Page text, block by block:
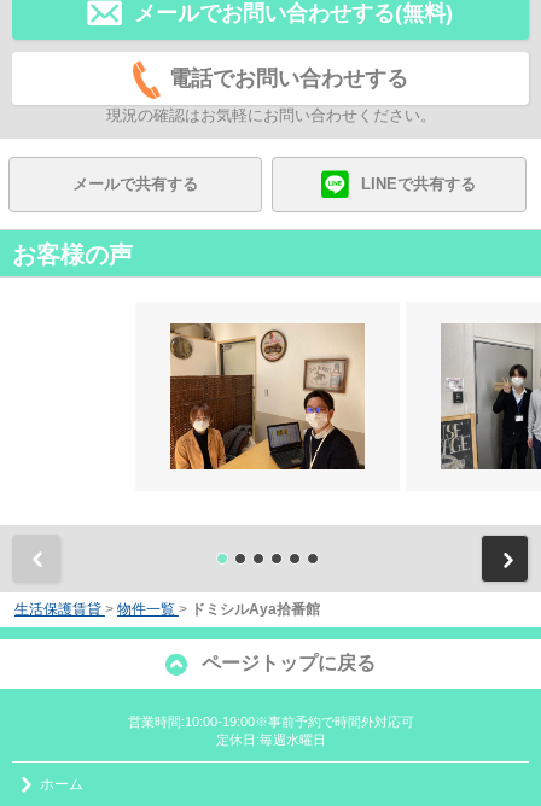
メールでお問い合わせする(無料)
電話でお問い合わせする
現況の確認はお気軽にお問い合わせください。
メールで共有する LINEで共有する
お客様の声
生活保護賃貸 > 物件一覧 > ドミシルAya拾番館
ページトップに戻る
営業時間:10:00-19:00※事前予約で時間外対応可
定休日:毎週水曜日
ホーム